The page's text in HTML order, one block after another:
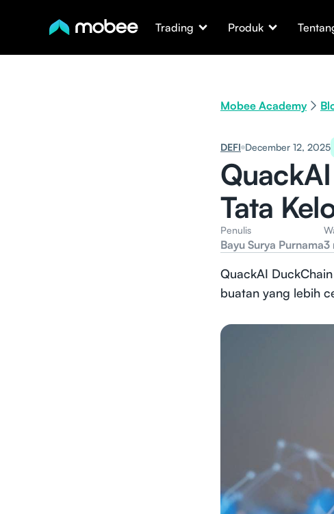
Trading Produk
Mobee Academy
DEFI December 12, 2025
Tata
Penulis
Bayu Surya Purnama3
QuackAI
buatan yang lebih